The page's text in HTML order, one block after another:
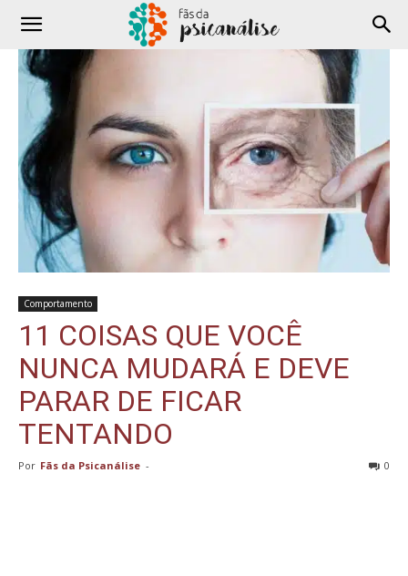
Comportamento
11 COISAS QUE VOCÊ
NUNCA MUDARÁ E DEVE
PARAR DE FICAR
TENTANDO
Por Fãs da Psicanálise - 0